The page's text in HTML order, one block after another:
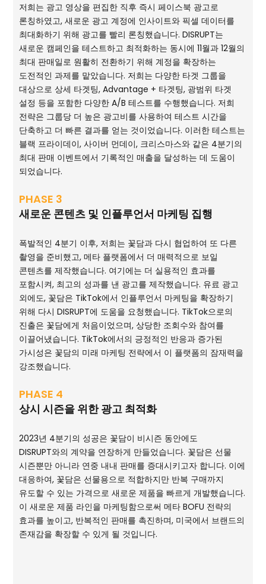
저희는 광고 영상을 편집한 직후 즉시 페이스북 광고로
론칭하였고, 새로운 광고 계정에 인사이트와 픽셀 데이터를
최대화하기 위해 광고를 빨리 론칭했습니다. DISRUPT는
새로운 캠페인을 테스트하고 최적화하는 동시에 11월과 12월의
최대 판매일로 원활히 전환하기 위해 계정을 확장하는
도전적인 과제를 맡았습니다. 저희는 다양한 타겟 그룹을
대상으로 상세 타겟팅, Advantage + 타겟팅, 광범위 타겟
설정 등을 포함한 다양한 A/B 테스트를 수행했습니다. 저희
전략은 그룹당 더 높은 광고비를 사용하여 테스트 시간을
단축하고 더 빠른 결과를 얻는 것이었습니다. 이러한 테스트는
블랙 프라이데이, 사이버 먼데이, 크리스마스와 같은 4분기의
최대 판매 이벤트에서 기록적인 매출을 달성하는 데 도움이
되었습니다.
PHASE 3
새로운 콘텐츠 및 인플루언서 마케팅 집행
폭발적인 4분기 이후, 저희는 꽃담과 다시 협업하여 또 다른
촬영을 준비했고, 메타 플랫폼에서 더 매력적으로 보일
콘텐츠를 제작했습니다. 여기에는 더 실용적인 효과를
포함시켜, 최고의 성과를 낸 광고를 제작했습니다. 유료 광고
외에도, 꽃담은 TikTok에서 인플루언서 마케팅을 확장하기
위해 다시 DISRUPT에 도움을 요청했습니다. TikTok으로의
진출은 꽃담에게 처음이었으며, 상당한 조회수와 참여를
이끌어냈습니다. TikTok에서의 긍정적인 반응과 증가된
가시성은 꽃담의 미래 마케팅 전략에서 이 플랫폼의 잠재력을
강조했습니다.
PHASE 4
상시 시즌을 위한 광고 최적화
2023년 4분기의 성공은 꽃담이 비시즌 동안에도
DISRUPT와의 계약을 연장하게 만들었습니다. 꽃담은 선물
시즌뿐만 아니라 연중 내내 판매를 증대시키고자 합니다. 이에
대응하여, 꽃담은 선물용으로 적합하지만 반복 구매까지
유도할 수 있는 가격으로 새로운 제품을 빠르게 개발했습니다.
이 새로운 제품 라인을 마케팅함으로써 메타 BOFU 전략의
효과를 높이고, 반복적인 판매를 촉진하며, 미국에서 브랜드의
존재감을 확장할 수 있게 될 것입니다.